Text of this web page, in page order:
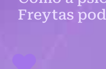
Freytas